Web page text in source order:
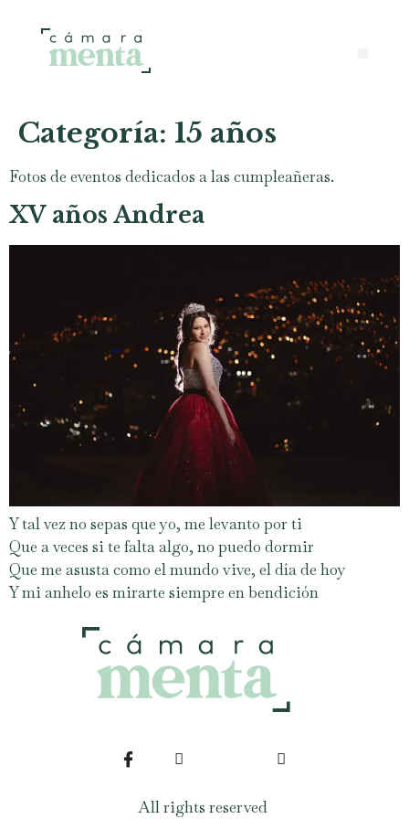
Categoría: 15 años
Fotos de eventos dedicados a las cumpleañeras.
XV años Andrea
Y tal vez no sepas que yo, me levanto por ti
Que a veces si te falta algo, no puedo dormir
Que me asusta como el mundo vive, el día de hoy
Y mi anhelo es mirarte siempre en bendición
All rights reserved